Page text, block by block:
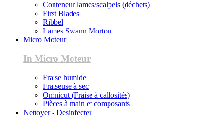
Conteneur lames/scalpels (déchets)
First Blades
Ribbel
Lames Swann Morton
Micro Moteur
In Micro Moteur
Fraise humide
Fraiseuse à sec
Omnicut (Fraise à callosités)
Pièces à main et composants
Nettoyer - Desinfecter